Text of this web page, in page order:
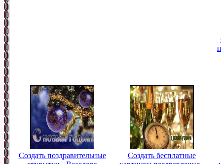
Создать поздравительные
Создать бесплатные